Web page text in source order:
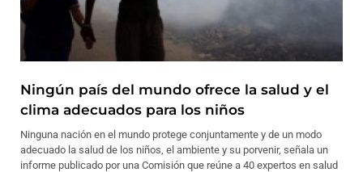
Ningún país del mundo ofrece la salud y el
clima adecuados para los niños
Ninguna nación en el mundo protege conjuntamente y de un modo
adecuado la salud de los niños, el ambiente y su porvenir, señala un
informe publicado por una Comisión que reúne a 40 expertos en salud